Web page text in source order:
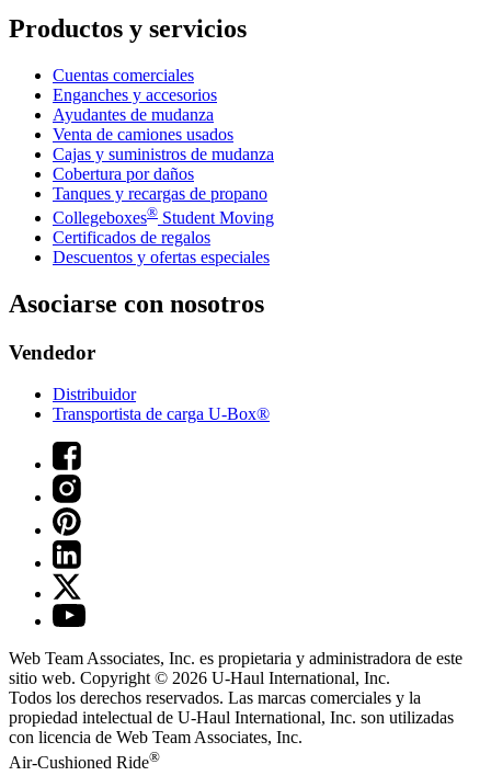
Productos y servicios
Cuentas comerciales
Enganches y accesorios
Ayudantes de mudanza
Venta de camiones usados
Cajas y suministros de mudanza
Cobertura por daños
Tanques y recargas de propano
Collegeboxes® Student Moving
Certificados de regalos
Descuentos y ofertas especiales
Asociarse con nosotros
Vendedor
Distribuidor
Transportista de carga U-Box®
Web Team Associates, Inc. es propietaria y administradora de este
sitio web. Copyright © 2026 U-Haul International, Inc.
Todos los derechos reservados. Las marcas comerciales y la
propiedad intelectual de U-Haul International, Inc. son utilizadas
con licencia de Web Team Associates, Inc.
Air-Cushioned Ride®